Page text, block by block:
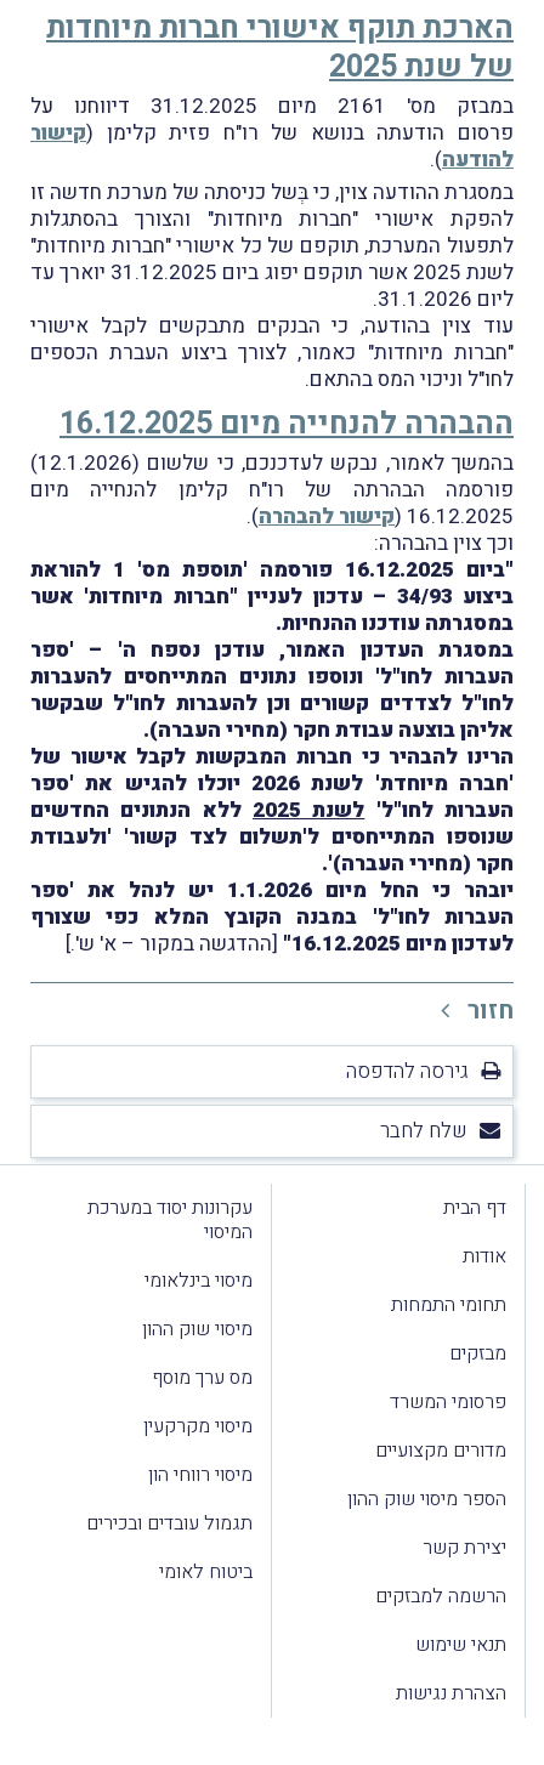
הארכת תוקף אישורי חברות מיוחדות
של שנת 2025
במבזק מס' 2161 מיום 31.12.2025 דיווחנו על
פרסום הודעתה בנושא של רו"ח פזית קלימן (קישור
להודעה).
במסגרת ההודעה צוין, כי בְּשל כניסתה של מערכת חדשה זו
להפקת אישורי "חברות מיוחדות" והצורך בהסתגלות
לתפעול המערכת, תוקפם של כל אישורי "חברות מיוחדות"
לשנת 2025 אשר תוקפם יפוג ביום 31.12.2025 יוארך עד
ליום 31.1.2026.
עוד צוין בהודעה, כי הבנקים מתבקשים לקבל אישורי
"חברות מיוחדות" כאמור, לצורך ביצוע העברת הכספים
לחו"ל וניכוי המס בהתאם.
ההבהרה להנחייה מיום 16.12.2025
בהמשך לאמור, נבקש לעדכנכם, כי שלשום (12.1.2026)
פורסמה הבהרתה של רו"ח קלימן להנחייה מיום
16.12.2025 ( קישור להבהרה).
וכך צוין בהבהרה:
"ביום 16.12.2025 פורסמה 'תוספת מס' 1 להוראת
ביצוע 34/93 – עדכון לעניין "חברות מיוחדות' אשר
במסגרתה עודכנו ההנחיות.
במסגרת העדכון האמור, עודכן נספח ה' – 'ספר
העברות לחו"ל' ונוספו נתונים המתייחסים להעברות
לחו"ל לצדדים קשורים וכן להעברות לחו"ל שבקשר
אליהן בוצעה עבודת חקר (מחירי העברה).
הרינו להבהיר כי חברות המבקשות לקבל אישור של
'חברה מיוחדת' לשנת 2026 יוכלו להגיש את 'ספר
העברות לחו"ל' לשנת 2025
ללא הנתונים החדשים
שנוספו המתייחסים ל'תשלום לצד קשור' 'ולעבודת
חקר (מחירי העברה)'.
יובהר כי החל מיום 1.1.2026 יש לנהל את 'ספר
העברות לחו"ל' במבנה הקובץ המלא כפי שצורף
לעדכון מיום 16.12.2025"
[ההדגשה במקור – א' ש'.]
חזור
גירסה להדפסה
שלח לחבר
דף הבית
אודות
תחומי התמחות
מבזקים
פרסומי המשרד
מדורים מקצועיים
הספר מיסוי שוק ההון
יצירת קשר
הרשמה למבזקים
תנאי שימוש
הצהרת נגישות
עקרונות יסוד במערכת
המיסוי
מיסוי בינלאומי
מיסוי שוק ההון
מס ערך מוסף
מיסוי מקרקעין
מיסוי רווחי הון
תגמול עובדים ובכירים
ביטוח לאומי